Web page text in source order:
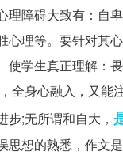
理障碍大致有：自卑
心理等。要针对其
使学生真正理解：
全身心融入，又能
步;无所谓和自大，
思想的熟悉，作文